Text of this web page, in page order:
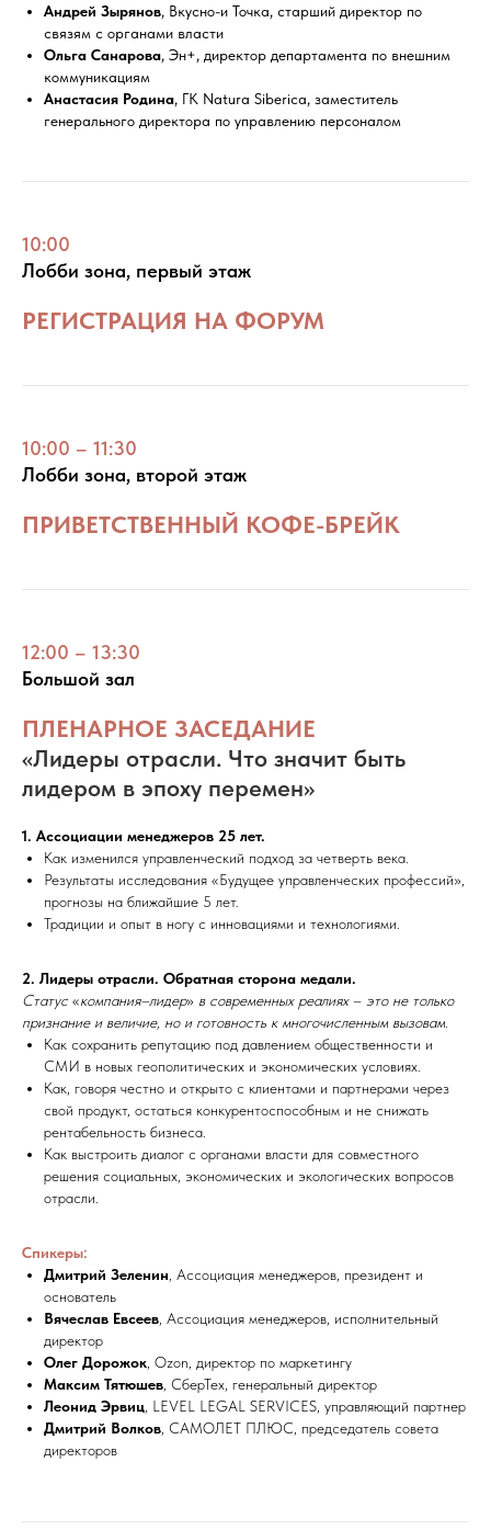
Андрей Зырянов, Вкусно-и Точка, старший директор по
связям с органами власти
Ольга Санарова, Эн+, директор департамента по внешним
коммуникациям
Анастасия Родина, ГК Natura Siberica, заместитель
генерального директора по управлению персоналом
10:00
Лобби зона, первый этаж
РЕГИСТРАЦИЯ НА ФОРУМ
10:00 – 11:30
Лобби зона, второй этаж
ПРИВЕТСТВЕННЫЙ КОФЕ-БРЕЙК
12:00 – 13:30
Большой зал
ПЛЕНАРНОЕ ЗАСЕДАНИЕ
«Лидеры отрасли. Что значит быть
лидером в эпоху перемен»
1. Ассоциации менеджеров 25 лет.
Как изменился управленческий подход за четверть века.
Результаты исследования «Будущее управленческих профессий»,
прогнозы на ближайшие 5 лет.
Традиции и опыт в ногу с инновациями и технологиями.
2. Лидеры отрасли. Обратная сторона медали.
Статус«компания–лидер» в современных реалиях– это не только
признание и величие, но и готовность к многочисленным вызовам.
Как сохранить репутацию под давлением общественности и
СМИ в новых геополитических и экономических условиях.
Как, говоря честно и открыто с клиентами и партнерами через
свой продукт, остаться конкурентоспособным и не снижать
рентабельность бизнеса.
Как выстроить диалог с органами власти для совместного
решения социальных, экономических и экологических вопросов
отрасли.
Спикеры:
Дмитрий Зеленин , Ассоциация менеджеров, президент и
основатель
Вячеслав Евсеев , Ассоциация менеджеров, исполнительный
директор
Олег Дорожок , Ozon, директор по маркетингу
Максим Тятюшев , СберТех, генеральный директор
Леонид Эрвиц , LEVEL LEGAL SERVICES, управляющий партнер
Дмитрий Волков , САМОЛЕТ ПЛЮС, председатель совета
директоров